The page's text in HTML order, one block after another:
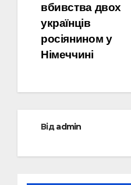
вбивства двох
українців
росіянином у
Німеччині
Відadmin